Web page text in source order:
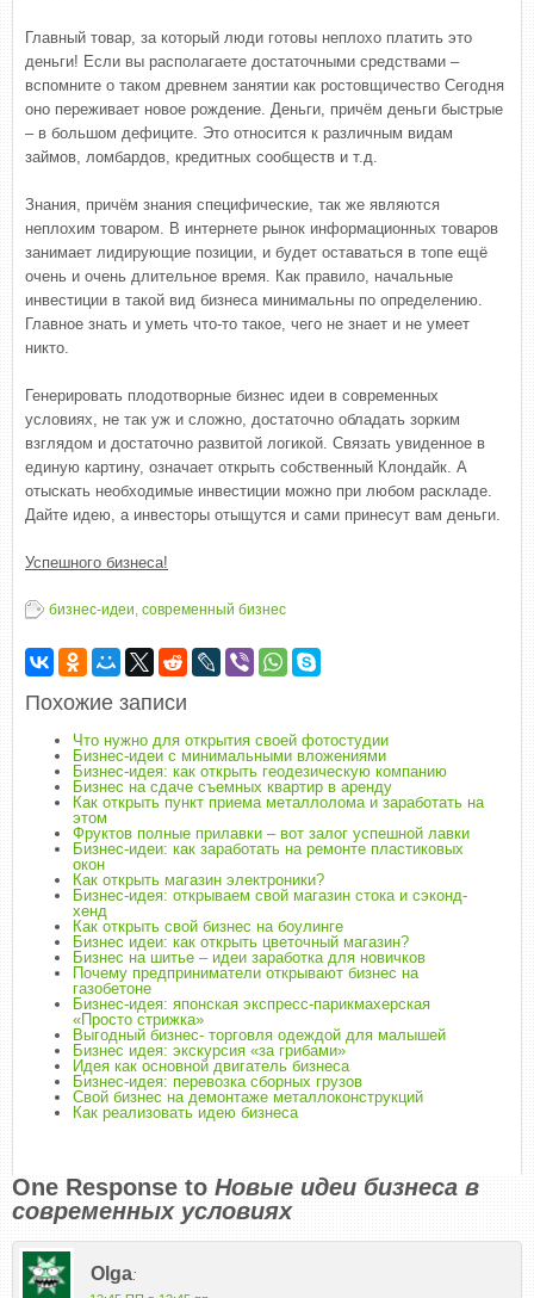
Главный товар, за который люди готовы неплохо платить это
деньги! Если вы располагаете достаточными средствами –
вспомните о таком древнем занятии как ростовщичество Сегодня
оно переживает новое рождение. Деньги, причём деньги быстрые
– в большом дефиците. Это относится к различным видам
займов, ломбардов, кредитных сообществ и т.д.
Знания, причём знания специфические, так же являются
неплохим товаром. В интернете рынок информационных товаров
занимает лидирующие позиции, и будет оставаться в топе ещё
очень и очень длительное время. Как правило, начальные
инвестиции в такой вид бизнеса минимальны по определению.
Главное знать и уметь что-то такое, чего не знает и не умеет
никто.
Генерировать плодотворные бизнес идеи в современных
условиях, не так уж и сложно, достаточно обладать зорким
взглядом и достаточно развитой логикой. Связать увиденное в
единую картину, означает открыть собственный Клондайк. А
отыскать необходимые инвестиции можно при любом раскладе.
Дайте идею, а инвесторы отыщутся и сами принесут вам деньги.
Успешного бизнеса!
бизнес-идеи, современный бизнес
Похожие записи
Что нужно для открытия своей фотостудии
Бизнес-идеи с минимальными вложениями
Бизнес-идея: как открыть геодезическую компанию
Бизнес на сдаче съемных квартир в аренду
Как открыть пункт приема металлолома и заработать на
этом
Фруктов полные прилавки – вот залог успешной лавки
Бизнес-идеи: как заработать на ремонте пластиковых
окон
Как открыть магазин электроники?
Бизнес-идея: открываем свой магазин стока и сэконд-
хенд
Как открыть свой бизнес на боулинге
Бизнес идеи: как открыть цветочный магазин?
Бизнес на шитье – идеи заработка для новичков
Почему предприниматели открывают бизнес на
газобетоне
Бизнес-идея: японская экспресс-парикмахерская
«Просто стрижка»
Выгодный бизнес- торговля одеждой для малышей
Бизнес идея: экскурсия «за грибами»
Идея как основной двигатель бизнеса
Бизнес-идея: перевозка сборных грузов
Свой бизнес на демонтаже металлоконструкций
Как реализовать идею бизнеса
One Response to Новые идеи бизнеса в
современных условиях
Olga: